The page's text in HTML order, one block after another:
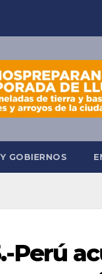
GOBIERNOS
Perú